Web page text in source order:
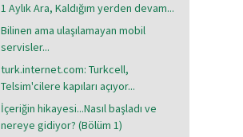
1 Aylık Ara, Kaldığım yerden devam...
Bilinen ama ulaşılamayan mobil
servisler...
turk.internet.com: Turkcell,
Telsim'cilere kapıları açıyor...
İçeriğin hikayesi...Nasıl başladı ve
nereye gidiyor? (Bölüm 1)